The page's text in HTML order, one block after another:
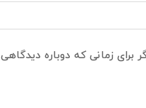
برای زمانی که دوباره دیدگاهی